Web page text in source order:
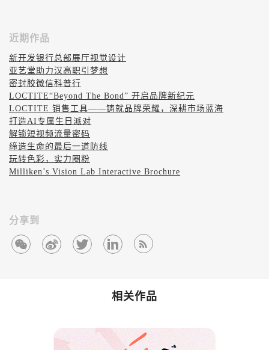
近期作品
新开发银行总部展厅视觉设计
亚艺堂助力汉高职引梦想
密封胶微信科普行
LOCTITE“Beyond The Bond” 开启品牌新纪元
LOCTITE 销售工具——铸就品牌荣耀，深耕市场蓝海
打造AI专属生日派对
解锁短视频流量密码
缔造生命的最后一道防线
玩转色彩，实力圈粉
Milliken’s Vision Lab Interactive Brochure
分享到
相关作品